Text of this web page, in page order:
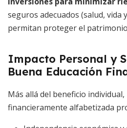
seguros adecuados (salud, vida
permitan proteger el
Impacto Personal y
Buena Educación
Más allá del beneficio
financieramente alfabetizada